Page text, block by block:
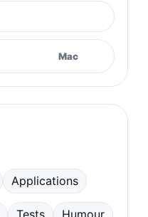
Mac
Applications
Tests Humour